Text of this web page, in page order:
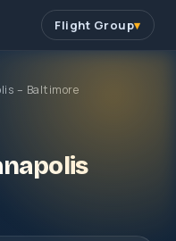
Flight Group
– Baltimore